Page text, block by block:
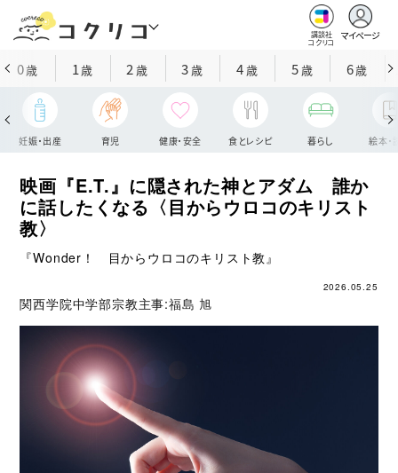
講談社
コクリコ
マイページ
0歳 1歳 2 歳 3歳 4歳 5歳 6歳
妊娠・出産 育児 健康・安全 食とレシピ 暮らし 絵本・
映画『E.T.』に隠された神とアダム 誰か
に話したくなる〈目からウロコのキリスト
教〉
『Wonder！ 目からウロコのキリスト教』
2026.05.25
関西学院中学部宗教主事:福島 旭